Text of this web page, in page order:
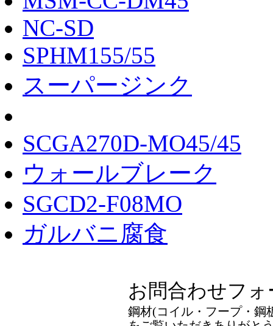
NC-SD
SPHM155/55
スーパージンク
SCGA270D-MO45/45
ウォールブレーク
SGCD2-F08MO
ガルバニ腐食